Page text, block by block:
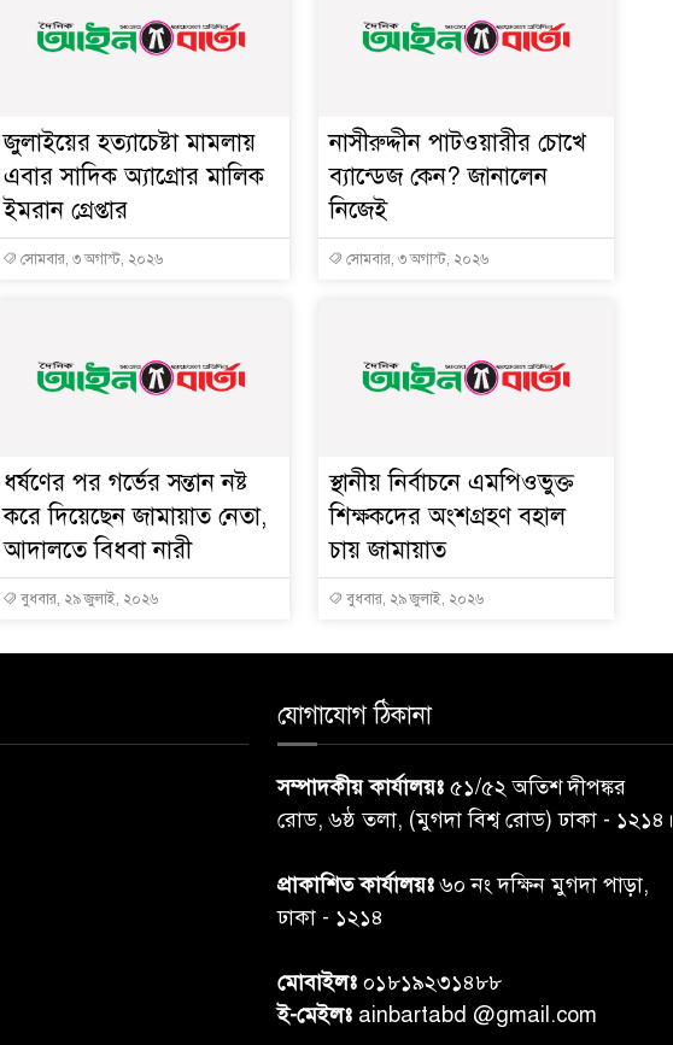
জুলাইয়ের হত্যাচেষ্টা মামলায়
এবার সাদিক অ্যাগ্রোর মালিক
ইমরান গ্রেপ্তার
সোমবার, ৩ অগাস্ট, ২০২৬
নাসীরুদ্দীন পাটওয়ারীর চোখে
ব্যান্ডেজ কেন? জানালেন
নিজেই
সোমবার, ৩ অগাস্ট, ২০২৬
ধর্ষণের পর গর্ভের সন্তান নষ্ট
করে দিয়েছেন জামায়াত নেতা,
আদালতে বিধবা নারী
বুধবার, ২৯ জুলাই, ২০২৬
স্থানীয় নির্বাচনে এমপিওভুক্ত
শিক্ষকদের অংশগ্রহণ বহাল
চায় জামায়াত
বুধবার, ২৯ জুলাই, ২০২৬
যোগাযোগ ঠিকানা
সম্পাদকীয় কার্যালয়ঃ ৫১/৫২ অতিশ দীপঙ্কর
রোড, ৬ষ্ঠ তলা, (মুগদা বিশ্ব রোড) ঢাকা - ১২১৪।
প্রাকাশিত কার্যালয়ঃ৬০ নং দক্ষিন মুগদা পাড়া,
ঢাকা - ১২১৪
মোবাইলঃ ০১৮১৯২৩১৪৮৮
ই-মেইলঃ ainbartabd @gmail.com